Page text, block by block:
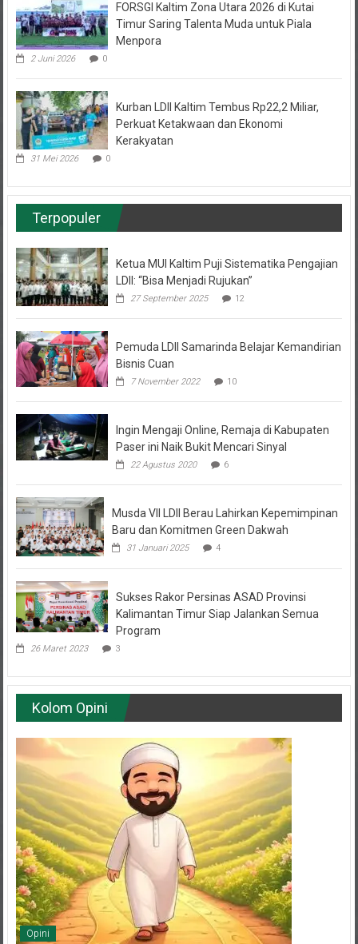
Timur Saring Talenta Muda untuk Piala
Menpora
2 Juni 2026 0
Perkuat Ketakwaan dan Ekonomi
Kerakyatan
31 Mei 2026 0
Terpopuler
LDII: “Bisa Menjadi Rujukan”
27 September 2025 12
Bisnis Cuan
7 November 2022
Paser ini Naik Bukit Mencari Sinyal
22 Agustus 2020 6
Baru dan Komitmen Green Dakwah
31 Januari 2025 4
Kalimantan Timur Siap Jalankan Semua
Program
26 Maret 2023 3
Kolom Opini
Opini